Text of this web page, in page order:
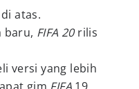
di atas.
baru, FIFA 20rilis
versi yang lebih